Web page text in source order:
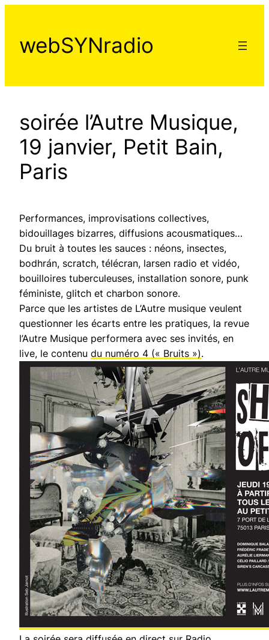
contenu
webSYNradio
soirée l’Autre Musique,
19 janvier, Petit Bain,
Paris
Performances, improvisations collectives,
bidouillages bizarres, diffusions acousmatiques…
Du bruit à toutes les sauces : néons, insectes,
bodhrán, scratch, télécran, larsen radio et vidéo,
bouilloires tuberculeuses, installation sonore, punk
féministe, glitch et charbon sonore.
Parce que les artistes de L’Autre musique veulent
questionner les écarts entre les pratiques, la revue
l’Autre Musique performera avec ses invités, en
live, le contenu du numéro 4 (« Bruits »).